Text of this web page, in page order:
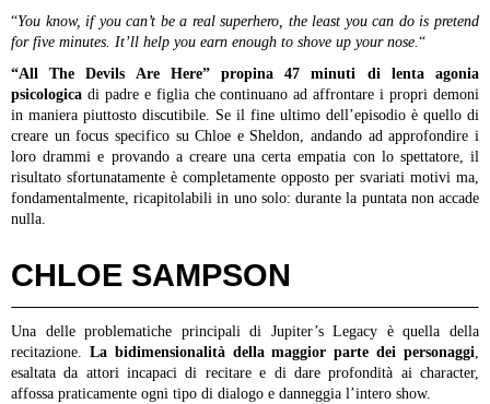
“You know, if you can’t be a real superhero, the least you can do is pretend
for five minutes. It’ll help you earn enough to shove up your nose.“
“All The Devils Are Here” propina 47 minuti di lenta agonia
psicologica di padre e figlia che continuano ad affrontare i propri demoni
in maniera piuttosto discutibile. Se il fine ultimo dell’episodio è quello di
creare un focus specifico su Chloe e Sheldon, andando ad approfondire i
loro drammi e provando a creare una certa empatia con lo spettatore, il
risultato sfortunatamente è completamente opposto per svariati motivi ma,
fondamentalmente, ricapitolabili in uno solo: durante la puntata non accade
nulla.
CHLOE SAMPSON
Una delle problematiche principali di Jupiter’s Legacy è quella della
recitazione. La bidimensionalità della maggior parte dei personaggi,
esaltata da attori incapaci di recitare e di dare profondità ai character,
affossa praticamente ogni tipo di dialogo e danneggia l’intero show.